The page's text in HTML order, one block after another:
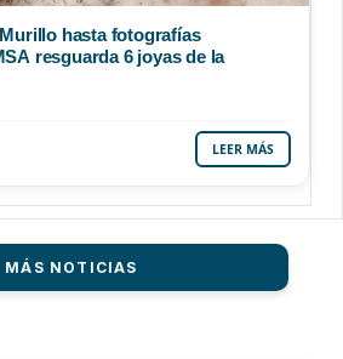
hasta fotografías
resguarda 6 joyas de la
LEER MÁS
MÁS NOTICIAS